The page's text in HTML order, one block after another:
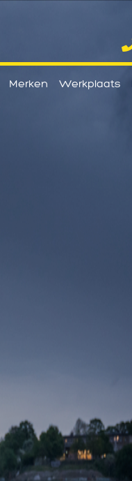
Merken Werkplaats